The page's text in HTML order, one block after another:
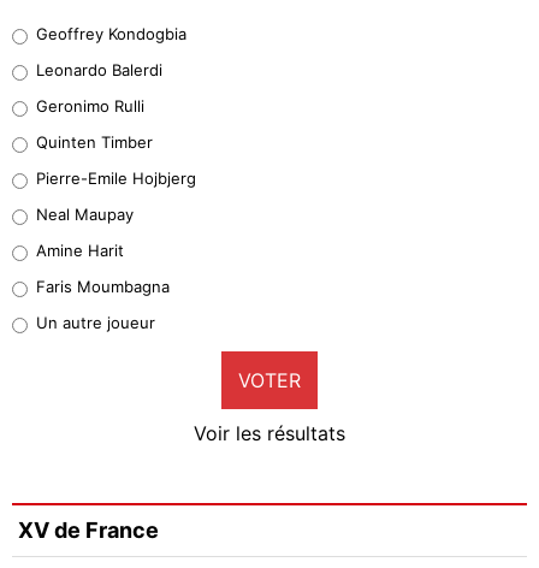
38%
32%
5%
1%
9%
Faris Moumbagna
4%
Geoffrey Kondogbia
Leonardo Balerdi
Geronimo Rulli
Quinten Timber
Pierre-Emile Hojbjerg
Neal Maupay
Amine Harit
Faris Moumbagna
Un autre joueur
VOTER
Voir les résultats
XV de France